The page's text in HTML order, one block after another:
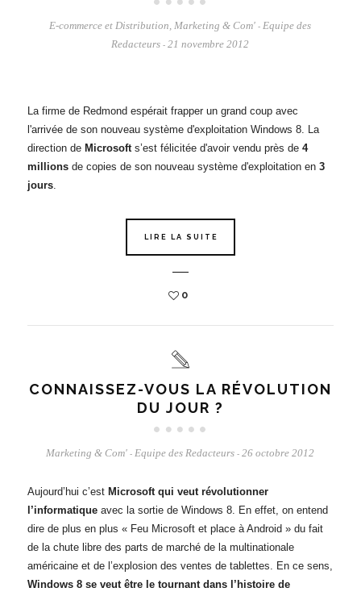
E-commerce et Distribution Marketing & Com' - Equipe des
Redacteurs - 21 novembre 2012
La firme de Redmond espérait frapper un grand coup avec
l'arrivée de son nouveau système d'exploitation Windows 8. La
direction de Microsoft s’est félicitée d'avoir vendu près de 4
millionsde copies de son nouveau système d'exploitation en 3
jours.
LIRE LA SUITE
0
CONNAISSEZ-VOUS LA RÉVOLUTION
DU JOUR ?
Marketing & Com' - Equipe des Redacteurs - 26 octobre 2012
Aujourd’hui c’est Microsoft qui veut révolutionner
l’informatiqueavec la sortie de Windows 8. En effet, on entend
dire de plus en plus « Feu Microsoft et place à Android » du fait
de la chute libre des parts de marché de la multinationale
américaine et de l’explosion des ventes de tablettes. En ce sens,
Windows 8 se veut être le tournant dans l’histoire de